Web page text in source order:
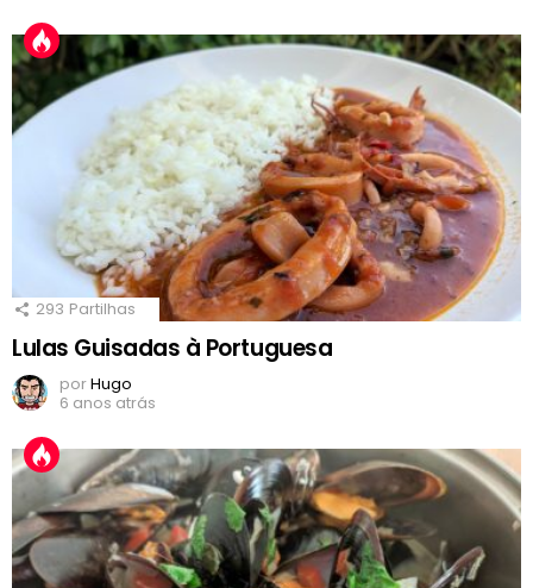
293 Partilhas
Lulas Guisadas à Portuguesa
porHugo
6 anos atrás